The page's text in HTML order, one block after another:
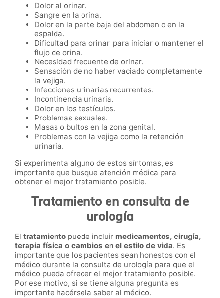
Dolor al orinar.
Sangre en la orina.
Dolor en la parte baja del abdomen o en la
espalda.
Dificultad para orinar, para iniciar o mantener el
flujo de orina.
Necesidad frecuente de orinar.
Sensación de no haber vaciado completamente
la vejiga.
Infecciones urinarias recurrentes.
Incontinencia urinaria.
Dolor en los testículos.
Problemas sexuales.
Masas o bultos en la zona genital.
Problemas con la vejiga como la retención
urinaria.
Si experimenta alguno de estos síntomas, es
importante que busque atención médica para
obtener el mejor tratamiento posible.
Tratamiento en consulta de
urología
El tratamiento puede incluir medicamentos, cirugía,
terapia física o cambios en el estilo de vida. Es
importante que los pacientes sean honestos con el
médico durante la consulta de urología para que el
médico pueda ofrecer el mejor tratamiento posible.
Por ese motivo, si se tiene alguna pregunta es
importante hacérsela saber al médico.